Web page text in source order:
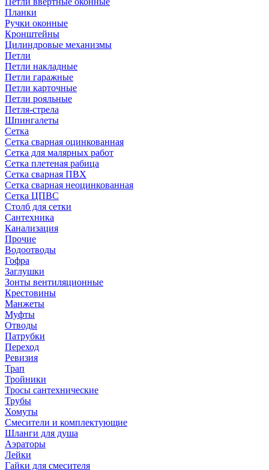
Планки
Ручки оконные
Кронштейны
Цилиндровые механизмы
Петли
Петли накладные
Петли гаражные
Петли карточные
Петли рояльные
Петля-стрела
Шпингалеты
Сетка
Сетка сварная оцинкованная
Сетка для малярных работ
Сетка плетеная рабица
Сетка сварная ПВХ
Сетка сварная неоцинкованная
Сетка ЦПВС
Столб для сетки
Сантехника
Канализация
Прочие
Водоотводы
Гофра
Заглушки
Зонты вентиляционные
Крестовины
Манжеты
Муфты
Отводы
Патрубки
Переход
Ревизия
Трап
Тройники
Тросы сантехнические
Трубы
Хомуты
Смесители и комплектующие
Шланги для душа
Аэраторы
Лейки
Гайки для смесителя